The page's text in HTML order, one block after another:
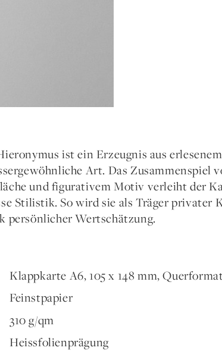
ist ein Erzeugnis aus
Art. Das Zusammenspiel
und figurativem Motiv verleiht der
Stilistik. So wird sie als Träger privater
persönlicher Wertschätzung.
Klappkarte A6, 105 x 148 mm,
Feinstpapier
310 g/qm
Heissfolienprägung